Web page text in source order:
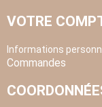
VOTRE
Informations
Commandes